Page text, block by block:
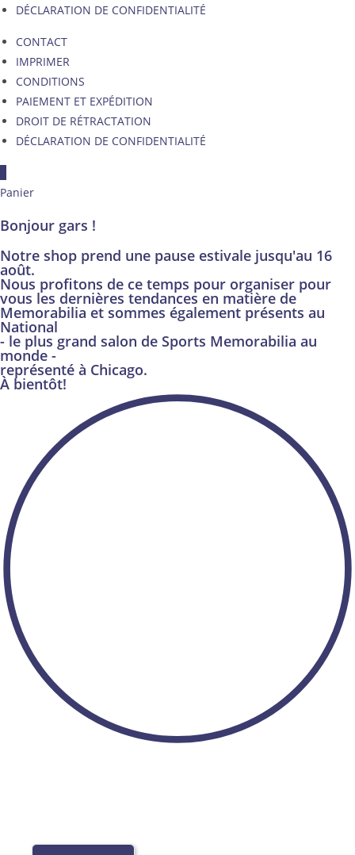
DÉCLARATION DE CONFIDENTIALITÉ
CONTACT
IMPRIMER
CONDITIONS
PAIEMENT ET EXPÉDITION
DROIT DE RÉTRACTATION
DÉCLARATION DE CONFIDENTIALITÉ
Panier
Bonjour gars !
Notre shop prend une pause estivale jusqu'au 16
août.
Nous profitons de ce temps pour organiser pour
vous les dernières tendances en matière de
Memorabilia et sommes également présents au
National
- le plus grand salon de Sports Memorabilia au
monde -
représenté à Chicago.
À bientôt!